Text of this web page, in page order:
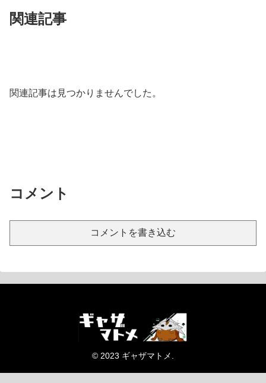
関連記事
関連記事は見つかりませんでした。
コメント
コメントを書き込む
© 2023 ギャザマトメ.